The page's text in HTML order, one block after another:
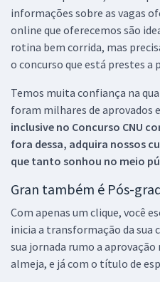
informações sobre as vagas
online que oferecemos são
rotina bem corrida, mas
o concurso que está prestes a
Temos muita confiança na
foram milhares de aprovados
inclusive no Concurso CNU
fora dessa, adquira nossos
que tanto sonhou no meio
Gran também é Pós-
Com apenas um clique, você
inicia a transformação da sua
sua jornada rumo a
almeja, e já com o título de